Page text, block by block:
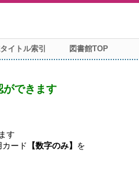
イトル索引 図書館TOP
ができます
す
カード 【数字のみ】 を